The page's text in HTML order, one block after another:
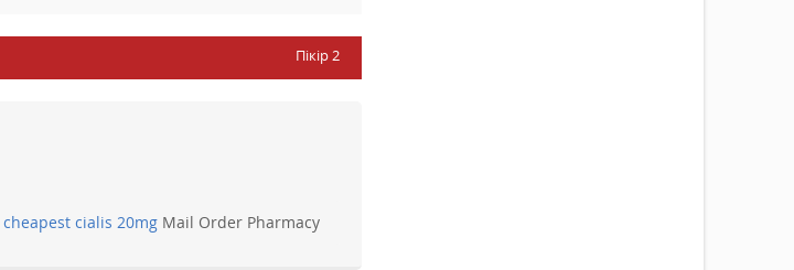
Пікір2
cheapest cialis 20mg Mail Order Pharmacy